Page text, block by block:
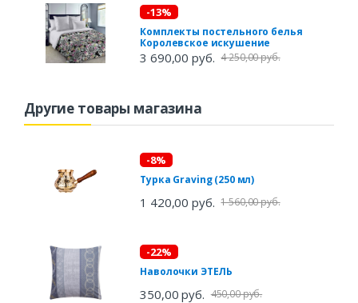
-13%
Комплекты постельного белья
Королевское искушение
3 690,00 руб. 4 250,00 руб.
Другие товары магазина
-8%
Турка Graving (250 мл)
1 420,00 руб. 1 560,00 руб.
-22%
Наволочки ЭТЕЛЬ
350,00 руб. 450,00 руб.